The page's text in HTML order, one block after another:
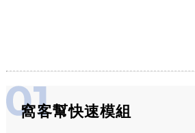
窩客幫快速模組